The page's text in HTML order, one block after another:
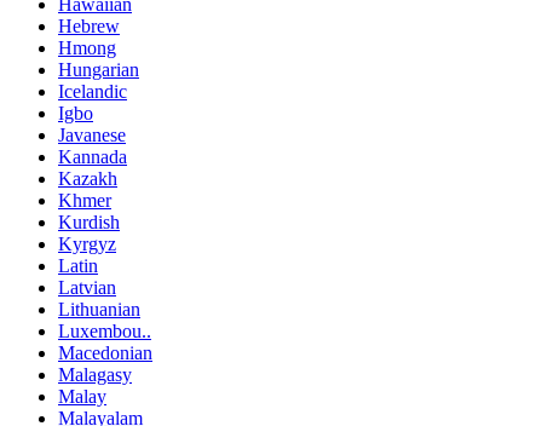
Hebrew
Hmong
Hungarian
Icelandic
Igbo
Javanese
Kannada
Kazakh
Khmer
Kurdish
Kyrgyz
Latin
Latvian
Lithuanian
Luxembou..
Macedonian
Malagasy
Malay
Malayalam